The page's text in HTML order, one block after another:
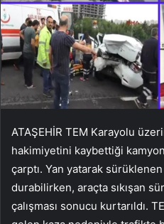
ATAŞEHİR TEM Karayolu
hakimiyetini kaybettiği
çarptı. Yan yatarak
durabilirken, araçta sıkışan
çalışması sonucu kurtarıldı.